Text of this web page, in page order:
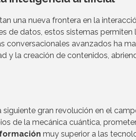
una nueva frontera en la
de datos, estos sistemas
conversacionales avanzados ha
y la creación de contenidos,
siguiente gran revolución en el
de la mecánica cuántica,
muy superior a las